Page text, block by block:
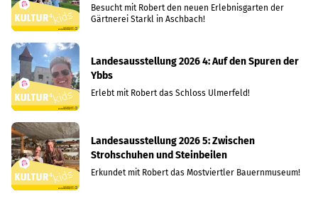
Besucht mit Robert den neuen Erlebnisgarten der
Gärtnerei Starkl in Aschbach!
Landesausstellung 2026 4: Auf den Spuren der
Ybbs
Erlebt mit Robert das Schloss Ulmerfeld!
Landesausstellung 2026 5: Zwischen
Strohschuhen und Steinbeilen
Erkundet mit Robert das Mostviertler Bauernmuseum!